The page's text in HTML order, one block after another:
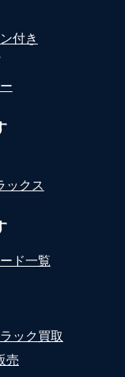
付き
ックス
ド一覧
ック買取
売